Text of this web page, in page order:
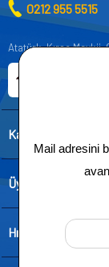
0212 955 5515
Atatürk, Kıraç Mevkii,
Kategoriler
Üye
Hızlı Erişim